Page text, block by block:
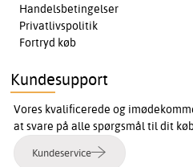
Handelsbetingelser
Privatlivspolitik
Fortryd køb
Kundesupport
Vores kvalificerede og
at svare på alle spørgsmål til dit
Kundeservice